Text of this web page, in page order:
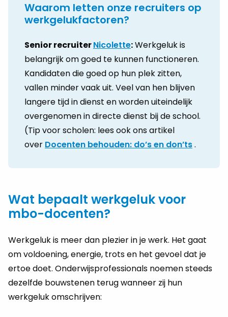
Waarom letten onze recruiters op
werkgelukfactoren?
Senior recruiterNicolette:Werkgeluk is
belangrijk om goed te kunnen functioneren.
Kandidaten die goed op hun plek zitten,
vallen minder vaak uit. Veel van hen blijven
langere tijd in dienst en worden uiteindelijk
overgenomen in directe dienst bij de school.
(Tip voor scholen: lees ook ons artikel
over Docenten behouden: do’s en don’ts.
Wat bepaalt werkgeluk voor
mbo-docenten?
Werkgeluk is meer dan plezier in je werk. Het gaat
om voldoening, energie, trots en het gevoel dat je
ertoe doet. Onderwijsprofessionals noemen steeds
dezelfde bouwstenen terug wanneer zij hun
werkgeluk omschrijven: